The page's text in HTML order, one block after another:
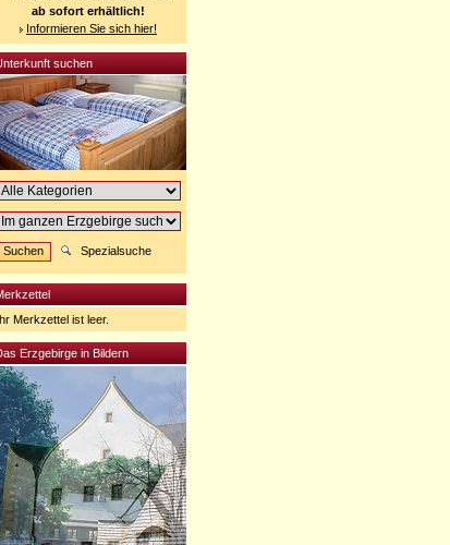
ab sofort erhältlich!
Informieren Sie sich hier!
suchen
Spezialsuche
Merkzettel ist leer.
Erzgebirge in Bildern